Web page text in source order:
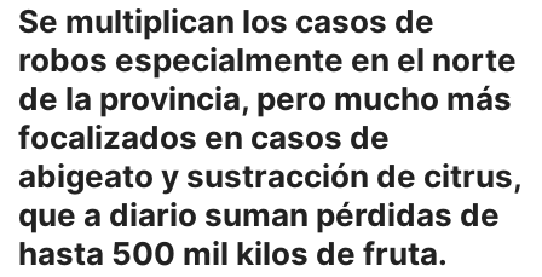
Se multiplican los casos de
robos especialmente en el norte
de la provincia, pero mucho más
focalizados en casos de
abigeato y sustracción de citrus,
que a diario suman pérdidas de
hasta 500 mil kilos de fruta.